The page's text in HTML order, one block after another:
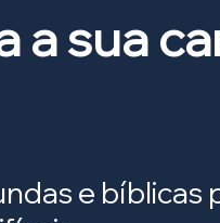
a sua
e